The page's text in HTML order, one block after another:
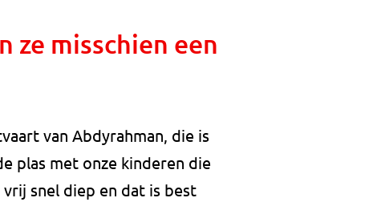
ze misschien een
van Abdyrahman, die is
plas met onze kinderen die
snel diep en dat is best